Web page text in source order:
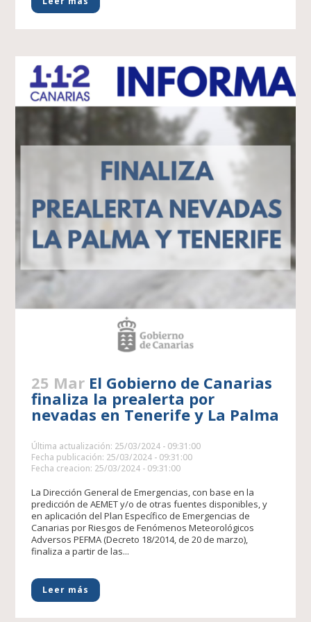
25 Mar El Gobierno de Canarias
finaliza la prealerta por
nevadas en Tenerife y La Palma
Última actualización: 25/03/2024 - 09:31:00
Fecha publicación: 25/03/2024 - 09:31:00
Fecha creacion: 25/03/2024 - 09:31:00
La Dirección General de Emergencias, con base en la
predicción de AEMET y/o de otras fuentes disponibles, y
en aplicación del Plan Específico de Emergencias de
Canarias por Riesgos de Fenómenos Meteorológicos
Adversos PEFMA (Decreto 18/2014, de 20 de marzo),
finaliza a partir de las...
Leer más